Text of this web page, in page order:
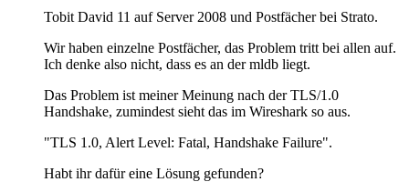
Tobit David 11 auf Server 2008 und Postfächer bei Strato.
Wir haben einzelne Postfächer, das Problem tritt bei allen auf.
Ich denke also nicht, dass es an der mldb liegt.
Das Problem ist meiner Meinung nach der TLS/1.0
Handshake, zumindest sieht das im Wireshark so aus.
"TLS 1.0, Alert Level: Fatal, Handshake Failure".
Habt ihr dafür eine Lösung gefunden?